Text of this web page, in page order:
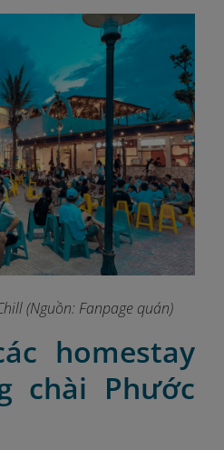
(Nguồn: Fanpage quán)
homestay
chài Phước